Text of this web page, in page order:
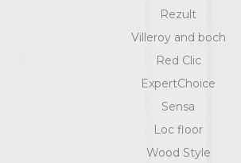
Rezult
Villeroy and boch
Red Clic
ExpertChoice
Sensa
Loc floor
Wood Style